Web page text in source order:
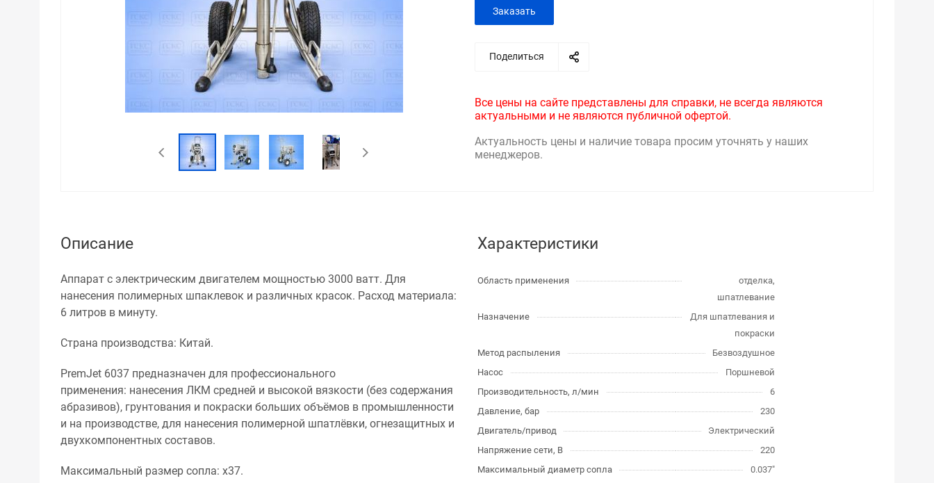
Заказать
Поделиться
Все цены на сайте представлены для справки, не всегда являются
актуальными и не являются публичной офертой.
Актуальность цены и наличие товара просим уточнять у наших
менеджеров.
Описание
Аппарат с электрическим двигателем мощностью 3000 ватт. Для
нанесения полимерных шпаклевок и различных красок. Расход материала:
6 литров в минуту.
Страна производства: Китай.
PremJet 6037 предназначен для профессионального
применения: нанесения ЛКМ средней и высокой вязкости (без содержания
абразивов), грунтования и покраски больших объёмов в промышленности
и на производстве, для нанесения полимерной шпатлёвки, огнезащитных и
двухкомпонентных составов.
Максимальный размер сопла: x37.
Характеристики
Область применения
отделка,
шпатлевание
Назначение
Для шпатлевания и
покраски
Метод распыления
Безвоздушное
Насос
Поршневой
Производительность, л/мин
6
Давление, бар
230
Двигатель/привод
Электрический
Напряжение сети, В
220
Максимальный диаметр сопла
0.037"